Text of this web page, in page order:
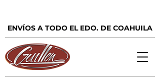
ENVÍOS A TODO EL EDO. DE COAHUILA